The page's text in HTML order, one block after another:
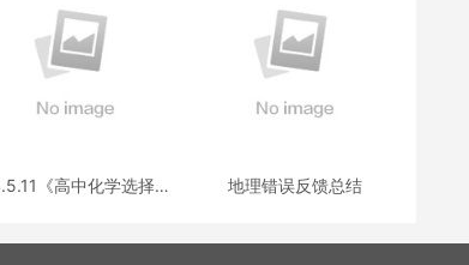
《高中化学选择性
地理错误反馈总结